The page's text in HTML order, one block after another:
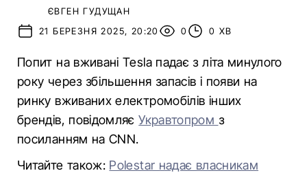
ЄВГЕН ГУДУЩАН
21 БЕРЕЗНЯ 2025, 20:20
0 0 ХВ
Попит на вживані Tesla падає з літа минулого
року через збільшення запасів і появи на
ринку вживаних електромобілів інших
брендів, повідомляєУкравтопром з
посиланням на CNN.
Читайте також: Polestar надає власникам